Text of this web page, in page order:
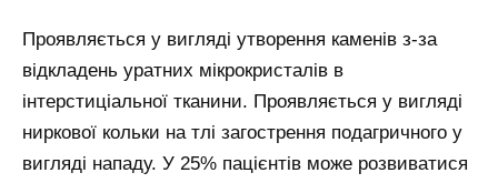
Проявляється у вигляді утворення каменів з-за
відкладень уратних мікрокристалів в
інтерстиціальної тканини. Проявляється у вигляді
ниркової кольки на тлі загострення подагричного у
вигляді нападу. У 25% пацієнтів може розвиватися